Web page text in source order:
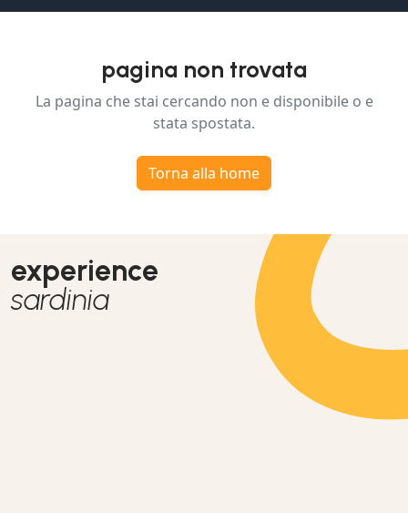
pagina non trovata
La pagina che stai cercando non e disponibile o e
stata spostata.
Torna alla home
experience
sardinia